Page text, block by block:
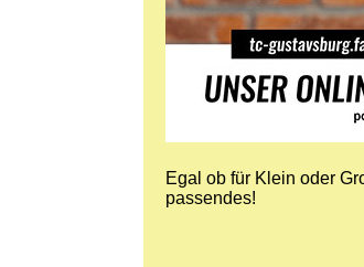
Egal ob für Klein oder
passendes!